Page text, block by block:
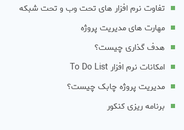
تفاوت نرم افزار های تحت وب و تحت شبکه
مهارت های مدیریت پروژه
هدف گذاری چیست؟
امکانات نرم افزار To Do List
مدیریت پروژه چابک چیست؟
برنامه ریزی کنکور